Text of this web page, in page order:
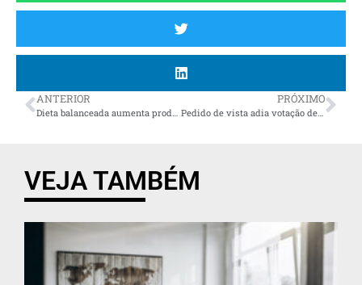
ANTERIOR
Dieta balanceada aumenta produção e diminui despesas com alimentação do gado leiteiro
PRÓXIMO
Pedido de vista adia votação de projeto que proíbe passaporte da vacina
VEJA TAMBÉM